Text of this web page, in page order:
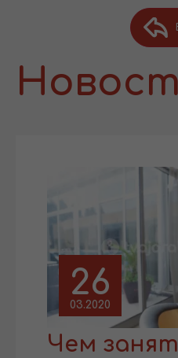
26
03.2020
Чем